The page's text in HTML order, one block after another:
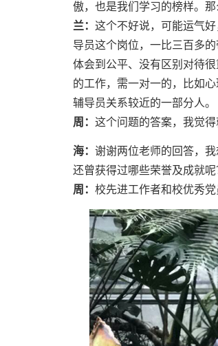
傲，也是我们学习的榜样。
兰： 这个不好说，可能运气
导员这个岗位，一比三百多
体会到公平、没有区别对待
的工作，需一对一的，比如
辅导员关系较近的一部分人。
周： 这个问题的答案，我觉
海： 谢谢两位老师的回答，
还曾获得过哪些荣誉及成就呢
周： 校先进工作者和校优秀党